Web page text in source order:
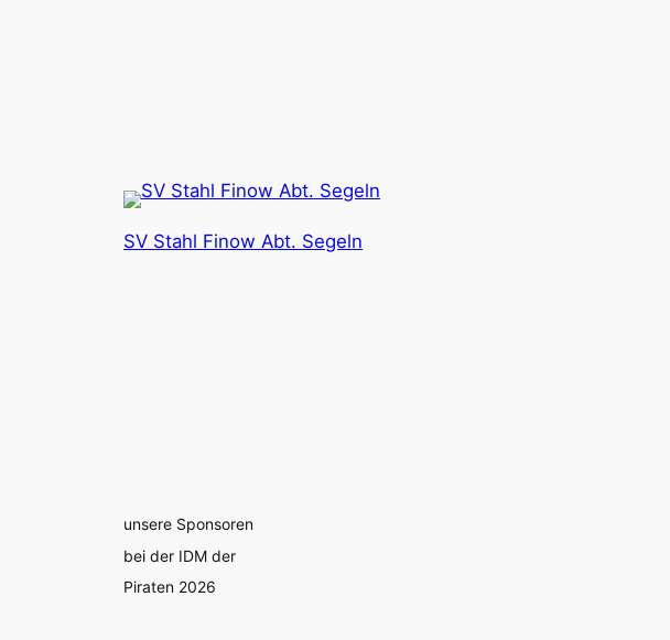
SV Stahl Finow Abt. Segeln
unsere Sponsoren
bei der IDM der
Piraten 2026